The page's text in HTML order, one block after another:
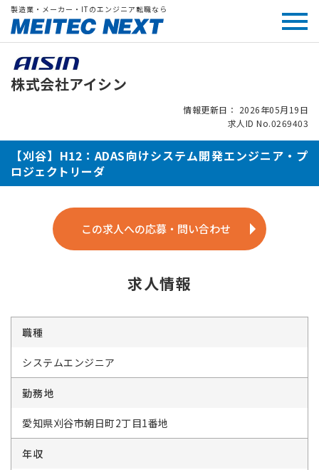
製造業・メーカー・ITのエンジニア転職なら
株式会社アイシン
情報更新日： 2026年05月19日
求人ID No.0269403
【刈谷】H12：ADAS向けシステム開発エンジニア・プ
ロジェクトリーダ
この求人への応募・問い合わせ
求人情報
職種
システムエンジニア
勤務地
愛知県刈谷市朝日町2丁目1番地
年収